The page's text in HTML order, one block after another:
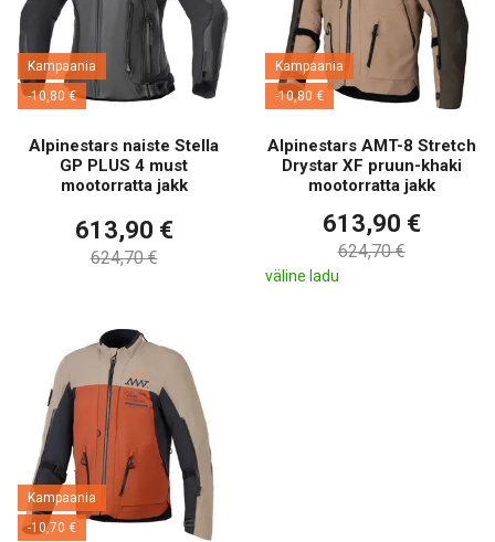
Kampaania
-10,80 €
Alpinestars naiste Stella
GP PLUS 4 must
mootorratta jakk
613,90 €
624,70 €
Kampaania
-10,80 €
Alpinestars AMT-8 Stretch
Drystar XF pruun-khaki
mootorratta jakk
613,90 €
624,70 €
väline ladu
Kampaania
-10,70 €